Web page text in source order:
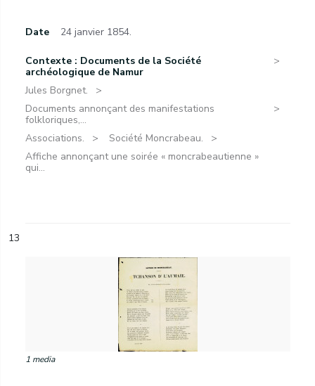
Date 24 janvier 1854.
Contexte : Documents de la Société
archéologique de Namur
Jules Borgnet.
Documents annonçant des manifestations
folkloriques,...
Associations.
Société Moncrabeau.
Affiche annonçant une soirée « moncrabeautienne »
qui...
13
1 media